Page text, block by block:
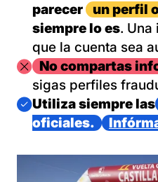
parecer
un perfil
siempre lo es. Una
que la cuenta sea
ImagenNo compartas
sigas perfiles
Imagen
Utiliza siempre las
oficiales.